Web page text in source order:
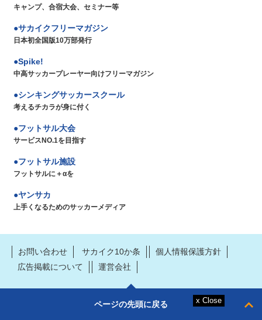
キャンプ、合宿大会、セミナー等
サカイクフリーマガジン
日本初全国版10万部発行
Spike!
中高サッカープレーヤー向けフリーマガジン
シンキングサッカースクール
考えるチカラが身に付く
フットサル大会
サービスNO.1を目指す
フットサル施設
フットサルに＋αを
ヤンサカ
上手くなるためのサッカーメディア
お問い合わせ サカイク10か条
個人情報保護方針
広告掲載について
運営会社
ページの先頭に戻る